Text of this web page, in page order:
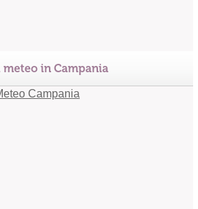
meteo in Campania